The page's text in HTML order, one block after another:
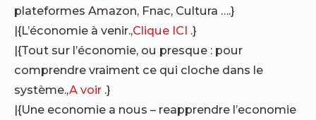
plateformes Amazon, Fnac, Cultura ….}
|{L’économie à venir.,Clique ICI .}
|{Tout sur l’économie, ou presque : pour
comprendre vraiment ce qui cloche dans le
système.,A voir .}
|{Une economie a nous – reapprendre l’economie